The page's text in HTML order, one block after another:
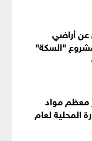
عن أراضي
"السكة"
معظم مواد
المحلية لعام